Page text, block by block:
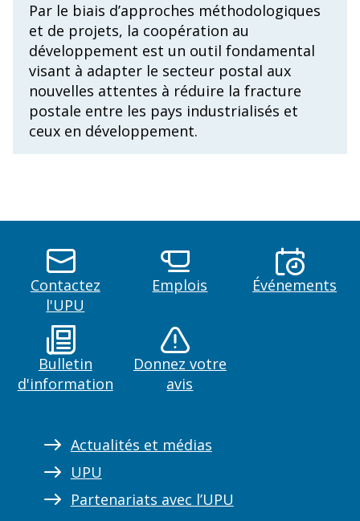
Par le biais d’approches méthodologiques
et de projets, la coopération au
développement est un outil fondamental
visant à adapter le secteur postal aux
nouvelles attentes à réduire la fracture
postale entre les pays industrialisés et
ceux en développement.
Contactez
l'UPU
Emplois Événements
Bulletin
d'information
Donnez votre
avis
Actualités et médias
UPU
Partenariats avec l’UPU